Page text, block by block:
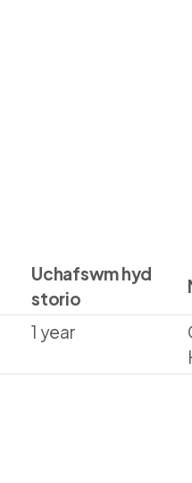
Uchafswm hyd
storio
1 year